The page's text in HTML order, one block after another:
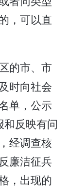
，可以直
的市、市
时向社会
单，公示
反映有问
经调查核
廉洁征兵
，出现的